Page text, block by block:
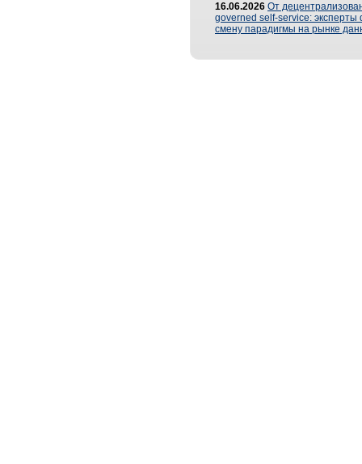
16.06.2026 От
governed self-service: эксперты
смену парадигмы на рынке